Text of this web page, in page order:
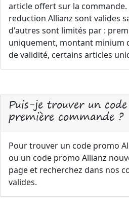
article offert sur la commande.
reduction Allianz sont valides
d'autres sont limités par :
uniquement, montant minium
de validité, certains articles
Puis-je trouver un
première commande ?
Pour trouver un code promo
ou un code promo Allianz
page et recherchez dans nos
valides.